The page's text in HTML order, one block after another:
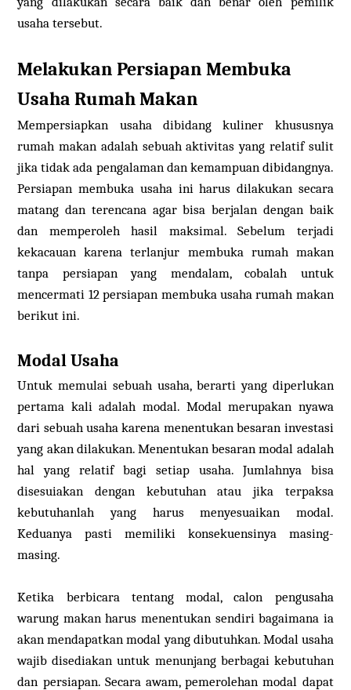
usaha tersebut.
Melakukan Persiapan Membuka
Usaha Rumah Makan
Mempersiapkan usaha dibidang kuliner khususnya
rumah makan adalah sebuah aktivitas yang relatif sulit
jika tidak ada pengalaman dan kemampuan dibidangnya.
Persiapan membuka usaha ini harus dilakukan secara
matang dan terencana agar bisa berjalan dengan baik
dan memperoleh hasil maksimal. Sebelum terjadi
kekacauan karena terlanjur membuka rumah makan
tanpa persiapan yang mendalam, cobalah untuk
mencermati 12 persiapan membuka usaha rumah makan
berikut ini.
Modal Usaha
Untuk memulai sebuah usaha, berarti yang diperlukan
pertama kali adalah modal. Modal merupakan nyawa
dari sebuah usaha karena menentukan besaran investasi
yang akan dilakukan. Menentukan besaran modal adalah
hal yang relatif bagi setiap usaha. Jumlahnya bisa
disesuiakan dengan kebutuhan atau jika terpaksa
kebutuhanlah yang harus menyesuaikan modal.
Keduanya pasti memiliki konsekuensinya masing-
masing.
Ketika berbicara tentang modal, calon pengusaha
warung makan harus menentukan sendiri bagaimana ia
akan mendapatkan modal yang dibutuhkan. Modal usaha
wajib disediakan untuk menunjang berbagai kebutuhan
dan persiapan. Secara awam, pemerolehan modal dapat